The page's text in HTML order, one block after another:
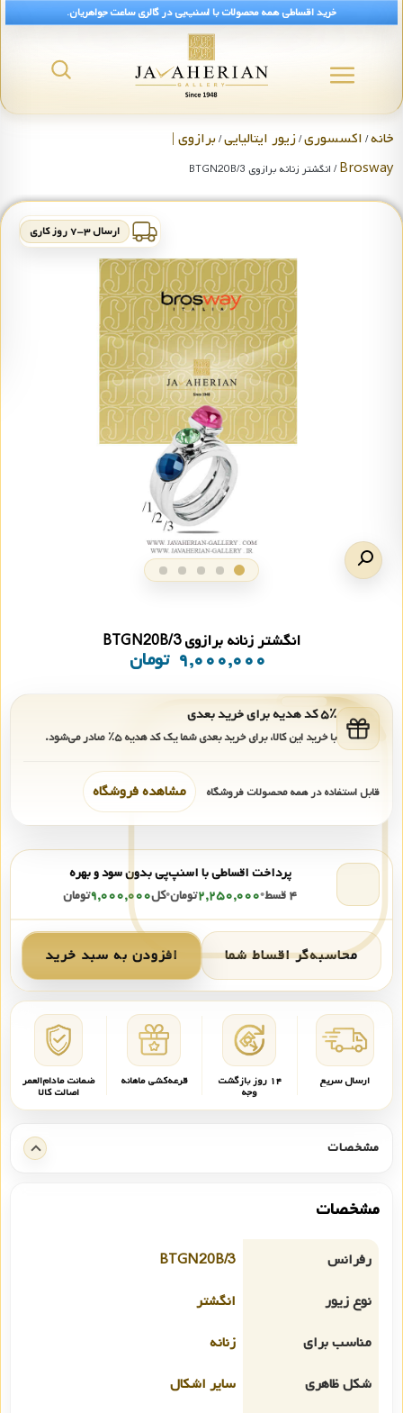
خرید اقساطی همه محصولات با اسنپ‌پی در گالری ساعت جواهریان.
خانه/ اکسسوری/زیور ایتالیایی/برازوی |
Brosway/ انگشتر زنانه برازوی BTGN20B/3
ارسال ۳-۷ روز کاری
انگشتر زنانه برازوی BTGN20B/3
۹,۰۰۰,۰۰۰ تومان
۵٪ کد هدیه برای خرید بعدی
با خرید این کالا، برای خرید بعدی شما یک کد هدیه۵٪ صادر می‌شود.
قابل استفاده در همه محصولات فروشگاه مشاهده فروشگاه
پرداخت اقساطی با اسنپ‌پی بدون سود و بهره
۴ قسط
•۲,۲۵۰,۰۰۰تومان•کل۹,۰۰۰,۰۰۰تومان
محاسبه‌گر اقساط شما افزودن به سبد خرید
ارسال سریع ۱۴ روز بازگشت
وجه
قرعه‌کشی ماهانه ضمانت مادام‌العمر
اصالت کالا
مشخصات
مشخصات
رفرانس
BTGN20B/3
نوع زیور
انگشتر
مناسب برای
زنانه
شکل ظاهری
سایر اشکال